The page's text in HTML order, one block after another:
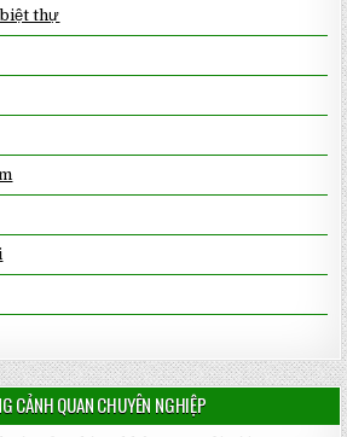
thự
CẢNH QUAN CHUYÊN NGHIỆP